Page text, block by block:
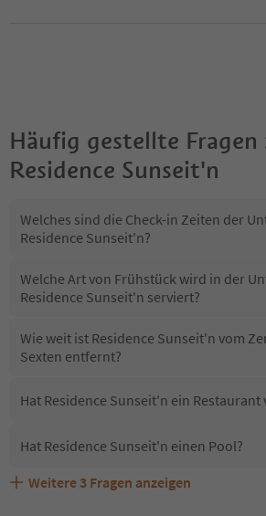
Häufig gestellte Fragen
Residence Sunseit'n
Welches sind die Check-in Zeiten der
Residence Sunseit'n?
Welche Art von Frühstück wird in der
Residence Sunseit'n serviert?
Wie weit ist Residence Sunseit'n vom
Sexten entfernt?
Hat Residence Sunseit'n ein Restaurant
Hat Residence Sunseit'n einen Pool?
Sind Haustiere in der Unterkunft
Welche Services bietet Residence
Erhalten die Gäste von Residence Sunseit'n
Weitere 3 Fragen anzeigen